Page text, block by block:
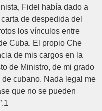
Fidel había dado a
de despedida del
los vínculos entre
Cuba. El propio Che
de mis cargos en la
de Ministro, de mi grado
cubano. Nada legal me
que no se pueden